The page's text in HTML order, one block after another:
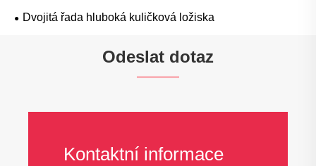
sloty
Dvojitá řada hluboká kuličková ložiska
Odeslat dotaz
Kontaktní informace